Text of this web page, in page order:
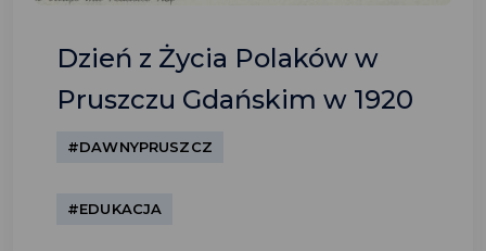
Dzień z Życia Polaków w
Pruszczu Gdańskim w 1920
#DAWNYPRUSZCZ
#EDUKACJA